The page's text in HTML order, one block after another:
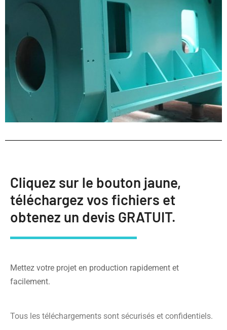
Cliquez sur le bouton jaune,
téléchargez vos fichiers et
obtenez un devis GRATUIT.
Mettez votre projet en production rapidement et
facilement.
Tous les téléchargements sont sécurisés et confidentiels.